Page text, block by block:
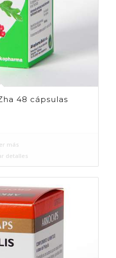
48 cápsulas
más
detalles